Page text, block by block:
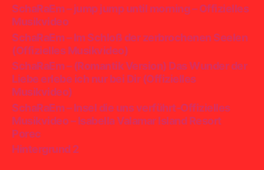
SchaRaEm – jump jump until morning – Offizielles
Musikvideo
SchaRaEm – Im Schloß der zerbrochenen Seelen
(Offizielles Musikvideo)
SchaRaEm – (Romantik Version) Das Wunder der
Liebe erlebe ich nur bei Dir (Offizielles
Musikvideo)
SchaRaEm – Insel die uns verführt-Offizielles
Musikvideo – Isabella Valamar Island Resort
Porec
Hintergrund 2